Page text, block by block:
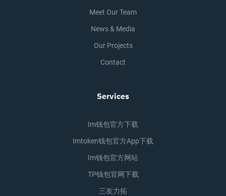
Meet Our Team
News & Media
Our Projects
Contact
Services
Im钱包官方下载
Imtoken钱包官方app下载
Im钱包官方网站
TP钱包官网下载
三友力拓